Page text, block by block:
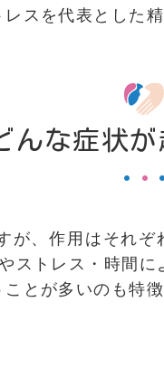
スを代表とした
んな症状が
が、作用はそれ
トレス・時間に
とが多いのも特